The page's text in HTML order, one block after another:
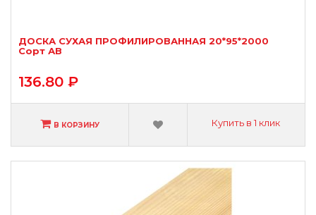
ДОСКА СУХАЯ ПРОФИЛИРОВАННАЯ 20*95*2000
Сорт АВ
136.80 ₽
В КОРЗИНУ Купить в 1 клик